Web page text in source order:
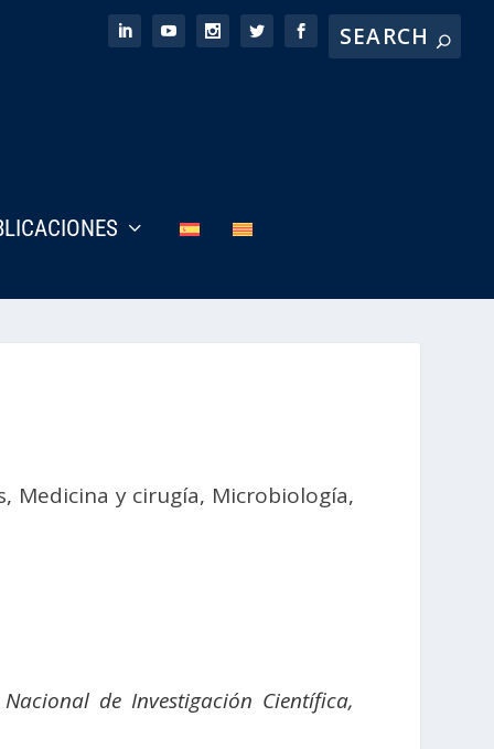
, Medicina y cirugía, Microbiología,
de Investigación Científica,